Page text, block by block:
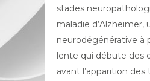
stades
maladie d’Alzheimer,
neurodégénérative à
lente qui débute des
avant l’apparition des